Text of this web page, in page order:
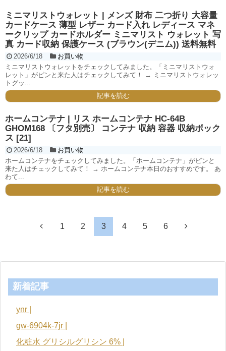
ミニマリストウォレット | メンズ 財布 二つ折り 大容量
カードケース 薄型 レザー カード入れ レディース マネ
ークリップ カードホルダー ミニマリスト ウォレット 写
真 カード収納 保護ケース (ブラウン(デニム)) 送料無料
2026/6/18
お買い物
ミニマリストウォレットをチェックしてみました。「ミニマリストウォ
レット」がピンと来た人はチェックしてみて！ → ミニマリストウォレッ
トグッ...
記事を読む
ホームコンテナ | リス ホームコンテナ HC-64B
GHOM168 〔フタ別売〕 コンテナ 収納 容器 収納ボック
ス [21]
2026/6/18
お買い物
ホームコンテナをチェックしてみました。「ホームコンテナ」がピンと
来た人はチェックしてみて！ → ホームコンテナ本日のおすすめです。 あ
わて...
記事を読む
1 2 3 4 5 6
新着記事
ynr |
gw-6904k-7jr |
化粧水 グリシルグリシン 6% |